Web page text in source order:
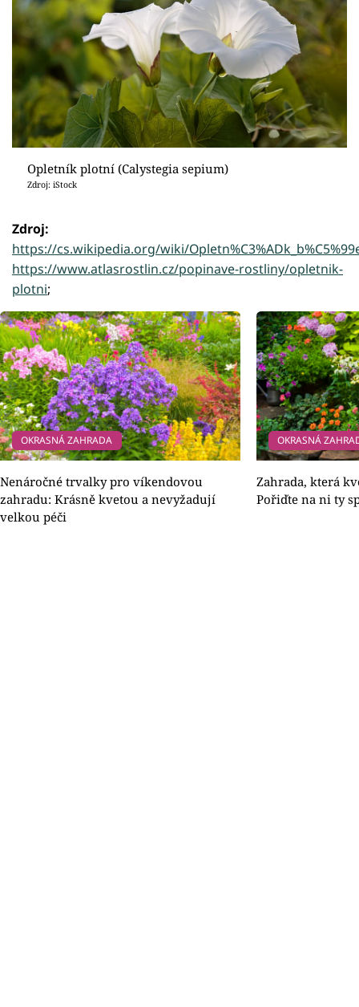
Opletník plotní (Calystegia sepium)
Zdroj: iStock
Zdroj:
https://cs.wikipedia.org/wiki/
https://www.atlasrostlin.cz/popinave-rostliny/opletnik-
plotni;
OKRASNÁ ZAHRADA
Nenáročné trvalky pro víkendovou
zahradu: Krásně kvetou a nevyžadují
velkou péči
OKRASNÁ
Zahrada, která
Pořiďte na ni ty